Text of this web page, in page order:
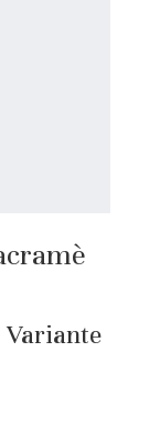
Variante